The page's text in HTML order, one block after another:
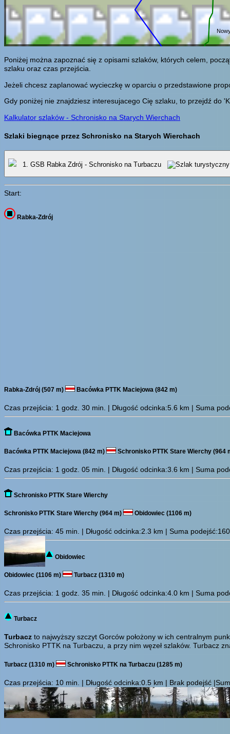
Poniżej można zapoznać się z opisami szlaków, których celem,
szlaku oraz czas przejścia.
Jeżeli chcesz zaplanować wycieczkę w oparciu o przedstawione
Gdy poniżej nie znajdziesz interesujacego Cię szlaku, to przejdź do
Kalkulator szlaków - Schronisko na Starych Wierchach
Szlaki biegnące przez Schronisko na Starych Wierchach
1. GSB Rabka Zdrój - Schronisko na Turbaczu
Start:
Rabka-Zdrój
Rabka-Zdrój (507 m) Bacówka PTTK Maciejowa (842 m)
Czas przejścia: 1 godz. 30 min. | Długość odcinka:5.6 km | Suma
Bacówka PTTK Maciejowa
Bacówka PTTK Maciejowa (842 m) Schronisko PTTK Stare Wierchy (964
Czas przejścia: 1 godz. 05 min. | Długość odcinka:3.6 km | Suma
Schronisko PTTK Stare Wierchy
Schronisko PTTK Stare Wierchy (964 m) Obidowiec (1106 m)
Czas przejścia: 45 min. | Długość odcinka:2.3 km | Suma
Obidowiec
Obidowiec (1106 m) Turbacz (1310 m)
Czas przejścia: 1 godz. 35 min. | Długość odcinka:4.0 km | Suma
Turbacz
Turbacz to najwyższy szczyt Gorców położony w ich centralnym
Schronisko PTTK na Turbaczu, a przy nim węzeł szlaków. Turbacz
Turbacz (1310 m) Schronisko PTTK na Turbaczu (1285 m)
Czas przejścia: 10 min. | Długość odcinka:0.5 km | Brak podejść